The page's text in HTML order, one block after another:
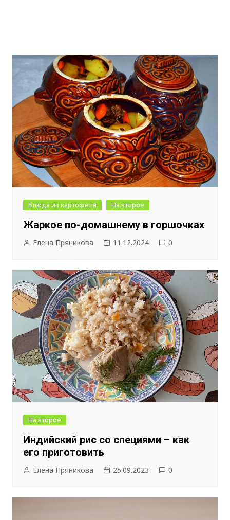
Блюда из картофеля На второе
Жаркое по-домашнему в горшочках
Елена Пряникова 11.12.2024 0
На второе
Индийский рис со специями – как
его приготовить
Елена Пряникова 25.09.2023 0